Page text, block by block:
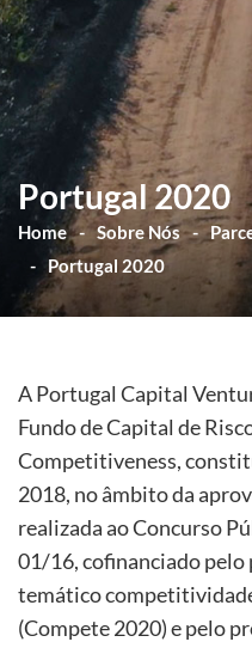
Portugal 2020
Home Sobre Nós
Portugal 2020
A Portugal Capital
Fundo de Capital de
Competitiveness,
2018, no âmbito da
realizada ao Concurso
01/16, cofinanciado
temático
(Compete 2020) e pelo